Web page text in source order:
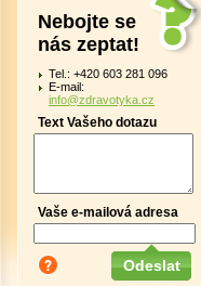
Nebojte se
nás zeptat!
Tel.: +420 603 281 096
E-mail:
info@zdravotyka.cz
Text Vašeho dotazu
Vaše e-mailová adresa